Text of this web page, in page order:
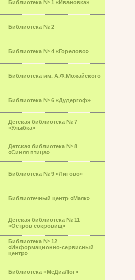
Библиотека № 1 «Ивановка»
Библиотека № 2
Библиотека № 4 «Горелово»
Библиотека им. А.Ф.Можайского
Библиотека № 6 «Дудергоф»
Детская библиотека № 7
«Улыбка»
Детская библиотека № 8
«Синяя птица»
Библиотека № 9 «Лигово»
Библиотечный центр «Маяк»
Детская библиотека № 11
«Остров сокровищ»
Библиотека № 12
«Информационно-сервисный
центр»
Библиотека «МеДиаЛог»